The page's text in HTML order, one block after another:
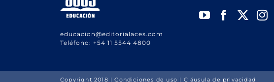
educacion@editorialaces.com
Teléfono: +54 11 5544 4800
Copyright 2018 |Condiciones de uso | Cláusula de privacidad